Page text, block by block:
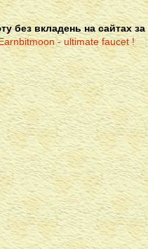
без вкладень на сайтах